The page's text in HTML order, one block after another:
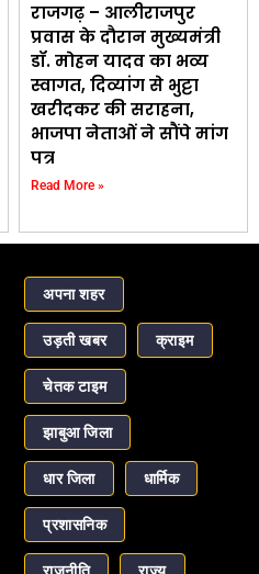
राजगढ़ – आलीराजपुर
प्रवास के दौरान मुख्यमंत्री
डॉ. मोहन यादव का भव्य
स्वागत, दिव्यांग से भुट्टा
खरीदकर की सराहना,
भाजपा नेताओं ने सौंपे मांग
पत्र
Read More »
अपना शहर
उड़ती खबर क्राइम
चेतक टाइम
झाबुआ जिला
धार जिला धार्मिक
प्रशासनिक